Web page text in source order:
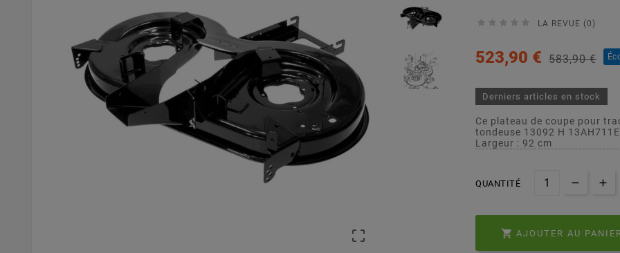

     LA REVUE (0)
523,90 € 583,90 €
Derniers articles en stock
Ce plateau de coupe pour
tondeuse 13092 H
Largeur : 92 cm
QUANTITÉ
 AJOUTER AU